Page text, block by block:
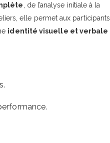
, de l’analyse initiale à la
elle permet aux participants
identité visuelle et verbale